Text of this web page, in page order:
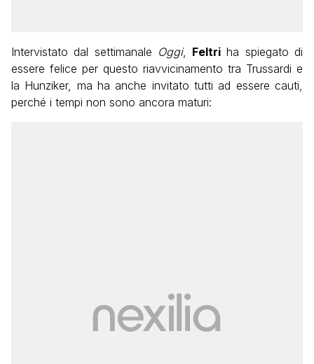
Intervistato dal settimanale Oggi, Feltri ha spiegato di
essere felice per questo riavvicinamento tra Trussardi e
la Hunziker, ma ha anche invitato tutti ad essere cauti,
perché i tempi non sono ancora maturi: